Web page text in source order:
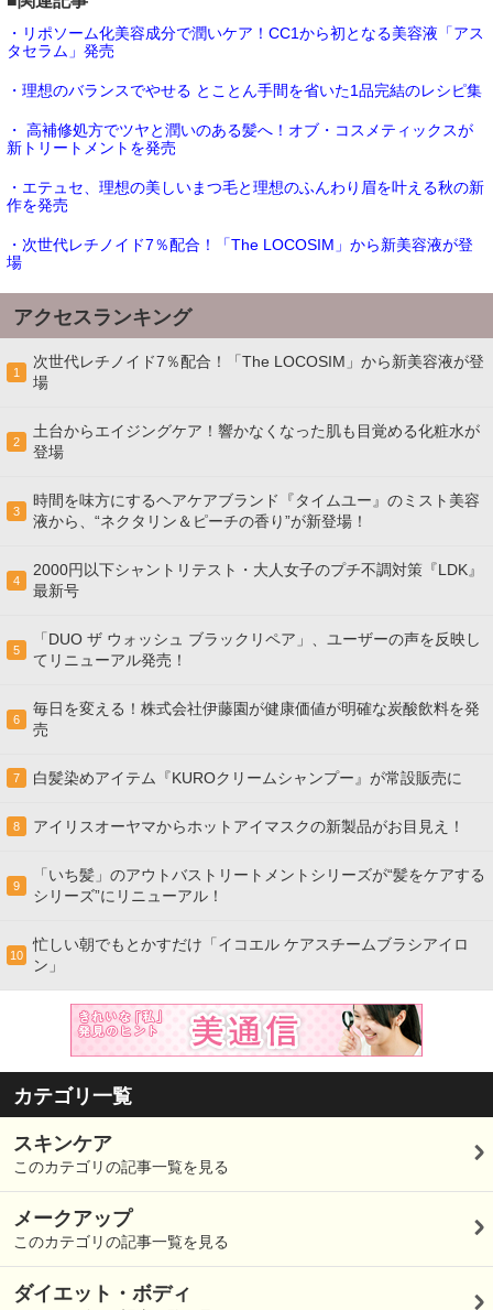
・リポソーム化美容成分で潤いケア！CC1から初となる美容液「アス
タセラム」発売
・理想のバランスでやせる とことん手間を省いた1品完結のレシピ集
・ 高補修処方でツヤと潤いのある髪へ！オブ・コスメティックスが
新トリートメントを発売
・エテュセ、理想の美しいまつ毛と理想のふんわり眉を叶える秋の新
作を発売
・次世代レチノイド7％配合！「The LOCOSIM」から新美容液が登
場
アクセスランキング
1
次世代レチノイド7％配合！「The LOCOSIM」から新美容液が登
場
2
土台からエイジングケア！響かなくなった肌も目覚める化粧水が
登場
3
時間を味方にするヘアケアブランド『タイムユー』のミスト美容
液から、“ネクタリン＆ピーチの香り”が新登場！
4
2000円以下シャントリテスト・大人女子のプチ不調対策『LDK』
最新号
5
「DUO ザ ウォッシュ ブラックリペア」、ユーザーの声を反映し
てリニューアル発売！
6
毎日を変える！株式会社伊藤園が健康価値が明確な炭酸飲料を発
売
7 白髪染めアイテム『KUROクリームシャンプー』が常設販売に
8 アイリスオーヤマからホットアイマスクの新製品がお目見え！
9
「いち髪」のアウトバストリートメントシリーズが“髪をケアする
シリーズ”にリニューアル！
10
忙しい朝でもとかすだけ「イコエル ケアスチームブラシアイロ
ン」
カテゴリ一覧
スキンケア
このカテゴリの記事一覧を見る
メークアップ
このカテゴリの記事一覧を見る
ダイエット・ボディ